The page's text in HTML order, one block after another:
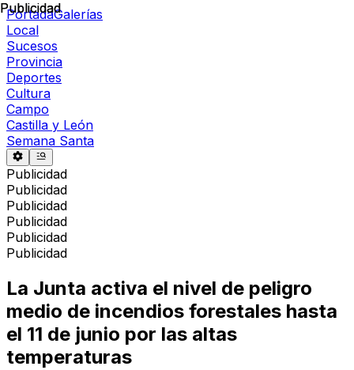
PortadaGalerías
Local
Sucesos
Provincia
Deportes
Cultura
Campo
Castilla y León
Semana Santa
Publicidad
Publicidad
Publicidad
Publicidad
Publicidad
Publicidad
Publicidad
La Junta activa el nivel de peligro
medio de incendios forestales hasta
el 11 de junio por las altas
temperaturas
Publicidad